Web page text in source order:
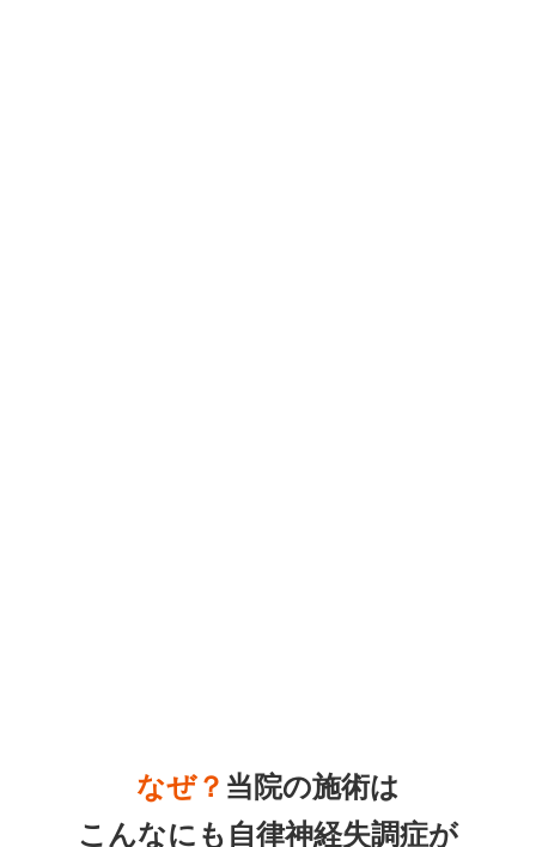
なぜ？ 当院の施術は
こんなにも 自律神経失調症が